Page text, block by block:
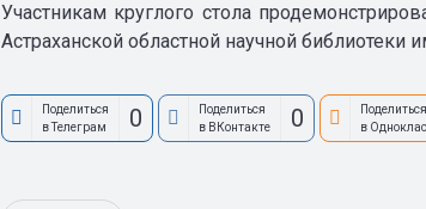
Участникам круглого стола
Астраханской областной научной библиотеки
Поделиться
в Телеграм
0
Поделиться
в ВКонтакте
0
Поделиться
в